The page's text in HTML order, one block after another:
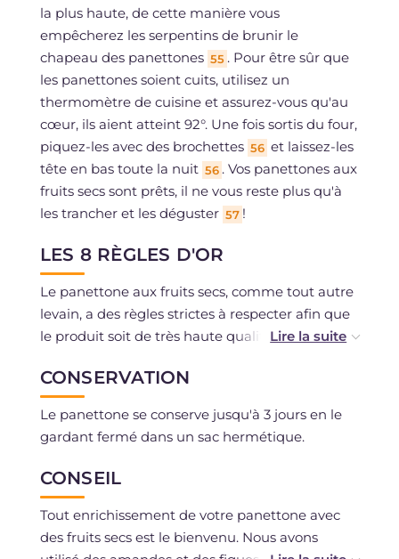
la plus haute, de cette manière vous
empêcherez les serpentins de brunir le
chapeau des panettones 55 . Pour être sûr que
les panettones soient cuits, utilisez un
thermomètre de cuisine et assurez-vous qu'au
cœur, ils aient atteint 92°. Une fois sortis du four,
piquez-les avec des brochettes 56 et laissez-les
tête en bas toute la nuit 56 . Vos panettones aux
fruits secs sont prêts, il ne vous reste plus qu'à
les trancher et les déguster 57 !
LES 8 RÈGLES D'OR
Le panettone aux fruits secs, comme tout autre
levain, a des règles strictes à respecter afin que
le produit soit de très haute qualité.
1) Commençons par la règle de base qui vaut
toujours et que vous connaissez sûrement déjà,
utiliser des matières premières de premier
choix qui peuvent nous garantir fragrance,
saveur, et non des moindres, la couleur.
2) Les ingrédients froids du réfrigérateur
doivent toujours être à température ambiante,
CONSERVATION
Le panettone se conserve jusqu'à 3 jours en le
gardant fermé dans un sac hermétique.
CONSEIL
Tout enrichissement de votre panettone avec
des fruits secs est le bienvenu. Nous avons